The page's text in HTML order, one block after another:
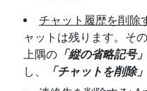
チャット履歴を削除
ャットは残ります。そ
上隅の 「縦の省略記号」
し、
「チャットを削除」